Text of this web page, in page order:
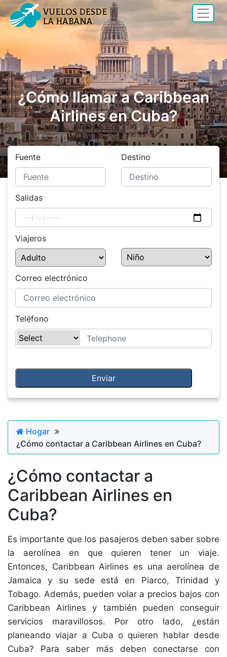
¿Cómo llamar a Caribbean
Airlines en Cuba?
Fuente Destino
Salidas
Viajeros
Correo electrónico
Teléfono
Hogar
¿Cómo contactar a Caribbean Airlines en Cuba?
¿Cómo contactar a
Caribbean Airlines en
Cuba?
Es importante que los pasajeros deben saber sobre
la aerolínea en que quieren tener un viaje.
Entonces, Caribbean Airlines es una aerolínea de
Jamaica y su sede está en Piarco, Trinidad y
Tobago. Además, pueden volar a precios bajos con
Caribbean Airlines y también pueden conseguir
servicios maravillosos. Por otro lado, ¿están
planeando viajar a Cuba o quieren hablar desde
Cuba? Para saber más deben conectarse con